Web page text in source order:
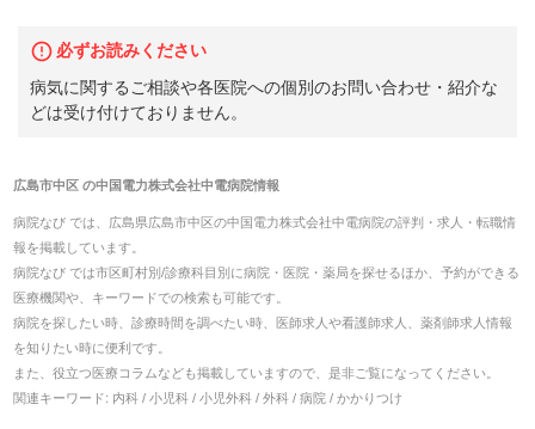
必ずお読みください
病気に関するご相談や各医院への個別のお問い合わせ・紹介な
どは受け付けておりません。
広島市中区の中国電力株式会社中電病院情報
病院なび では、 広島県広島市中区の中国電力株式会社中電病院の評判・求人・転職情
報を掲載しています。
病院なび では市区町村別/診療科目別に病院・医院・薬局を探せるほか、予約ができる
医療機関や、キーワードでの検索も可能です。
病院を探したい時、診療時間を調べたい時、医師求人や看護師求人、薬剤師求人情報
を知りたい時に便利です。
また、役立つ医療コラムなども掲載していますので、是非ご覧になってください。
関連キーワード: 内科 / 小児科 / 小児外科 / 外科 / 病院 / かかりつけ